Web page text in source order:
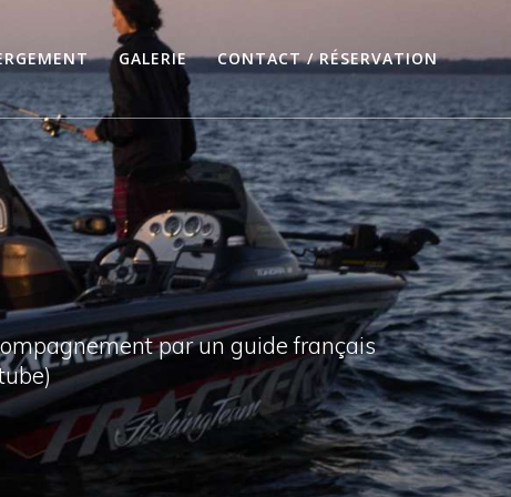
GALERIE CONTACT / RÉSERVATION
par un guide français